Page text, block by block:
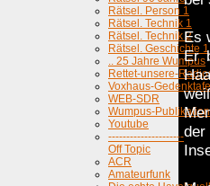
Rätsel. Person 1
Rätsel. Technik 1
Rätsel. Technik 2
Rätsel. Geschichte 1
.. 25 Jahre Wumpus
Rettet-unsere-
Voxhaus-
WEB-SDR
Wumpus-
Youtube
---------------------
Off Topic
ACR
Amateurfunk
Es
Er